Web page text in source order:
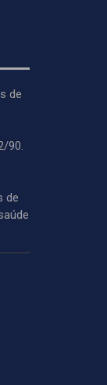
de
90.
de